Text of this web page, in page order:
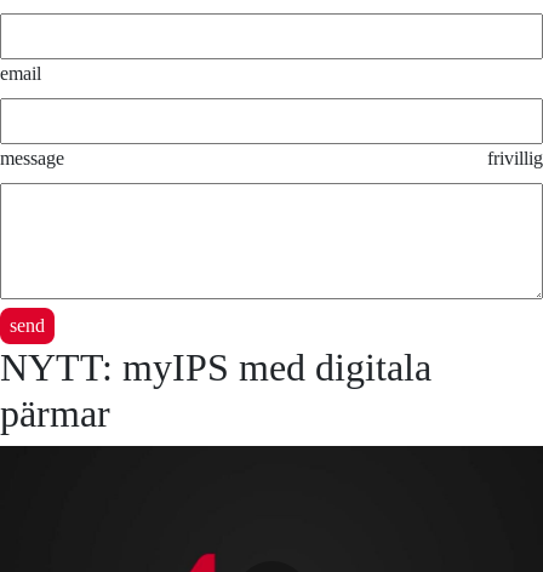
email
message frivillig
send
NYTT: myIPS med digitala
pärmar